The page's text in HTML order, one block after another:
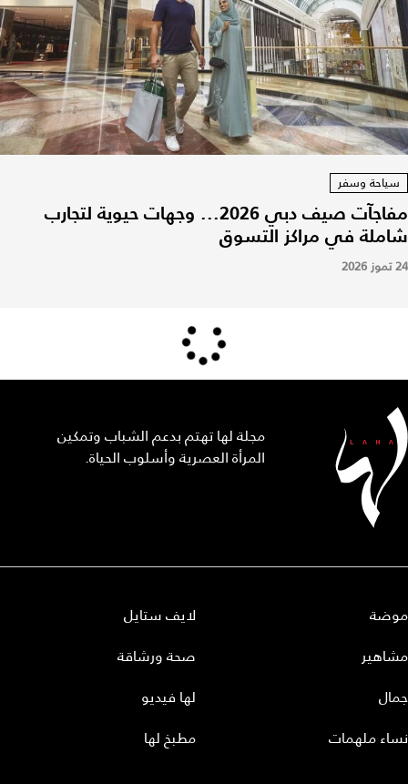
سياحة وسفر
مفاجآت صيف دبي 2026... وجهات حيوية لتجارب
شاملة في مراكز التسوق
24 تموز 2026
مجلة لها تهتم بدعم الشباب وتمكين
المرأة العصرية وأسلوب الحياة.
موضة
مشاهير
جمال
نساء ملهمات
لايف ستايل
صحة ورشاقة
لها فيديو
مطبخ لها